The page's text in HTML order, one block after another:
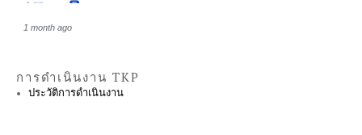
1 month ago
การดำเนินงาน TKP
ประวัติการดำเนินงาน